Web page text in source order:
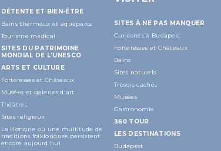
DÉTENTE ET BIEN-ÊTRE
Bains thermaux et aquaparcs
Tourisme médical
SITES DU PATRIMOINE
MONDIAL DE L'UNESCO
ARTS ET CULTURE
Forteresses et Châteaux
Musées et galeries d'art
Théâtres
Sites religieux
La Hongrie où une multitude de
traditions folkloriques persistent
encore aujourd'hui
SITES À NE PAS MANQUER
Curiosités à Budapest
Forteresses et Châteaux
Bains
Sites naturels
Trésors cachés
Musées
Gastronomie
360 TOUR
LES DESTINATIONS
Budapest